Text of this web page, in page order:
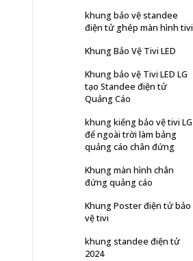
khung bảo vệ standee
điện tử ghép màn hình tivi
Khung Bảo Vệ Tivi LED
Khung bảo vệ Tivi LED LG
tạo Standee điện tử
Quảng Cáo
khung kiếng bảo vệ tivi LG
để ngoài trời làm bảng
quảng cáo chân đứng
Khung màn hình chân
đứng quảng cáo
Khung Poster điện tử bảo
vệ tivi
khung standee điện tử
2024